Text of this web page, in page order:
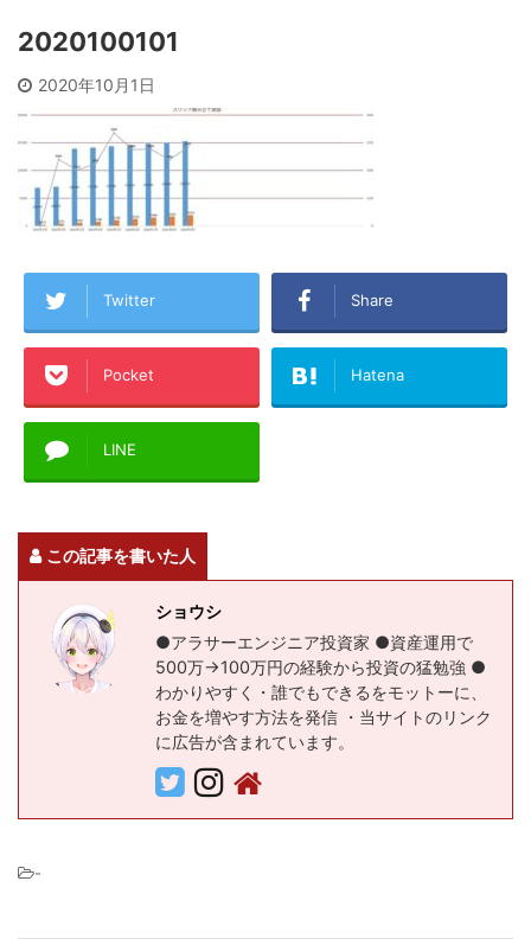
2020100101
2020年10月1日
Twitter Share
Pocket Hatena
LINE
この記事を書いた人
ショウシ
●アラサーエンジニア投資家 ●資産運用で
500万→100万円の経験から投資の猛勉強 ●
わかりやすく・誰でもできるをモットーに、
お金を増やす方法を発信 ・当サイトのリンク
に広告が含まれています。
-